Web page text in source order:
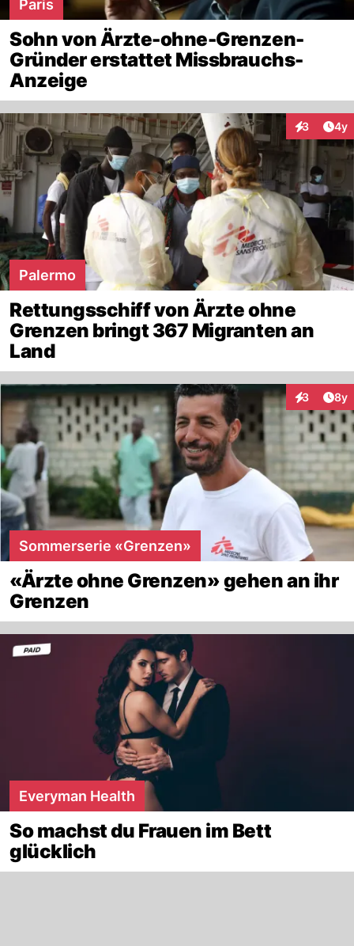
Paris
Sohn von Ärzte-ohne-Grenzen-
Gründer erstattet Missbrauchs-
Anzeige
3 4y
Palermo
Rettungsschiff von Ärzte ohne
Grenzen bringt 367 Migranten an
Land
3 8y
Sommerserie «Grenzen»
«Ärzte ohne Grenzen» gehen an ihr
Grenzen
Everyman Health
So machst du Frauen im Bett
glücklich